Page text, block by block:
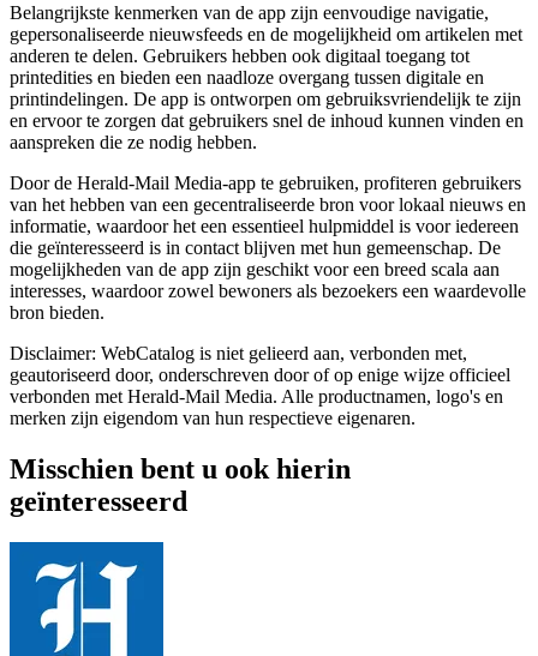
Belangrijkste kenmerken van de app zijn eenvoudige navigatie,
gepersonaliseerde nieuwsfeeds en de mogelijkheid om artikelen met
anderen te delen. Gebruikers hebben ook digitaal toegang tot
printedities en bieden een naadloze overgang tussen digitale en
printindelingen. De app is ontworpen om gebruiksvriendelijk te zijn
en ervoor te zorgen dat gebruikers snel de inhoud kunnen vinden en
aanspreken die ze nodig hebben.
Door de Herald-Mail Media-app te gebruiken, profiteren gebruikers
van het hebben van een gecentraliseerde bron voor lokaal nieuws en
informatie, waardoor het een essentieel hulpmiddel is voor iedereen
die geïnteresseerd is in contact blijven met hun gemeenschap. De
mogelijkheden van de app zijn geschikt voor een breed scala aan
interesses, waardoor zowel bewoners als bezoekers een waardevolle
bron bieden.
Disclaimer: WebCatalog is niet gelieerd aan, verbonden met,
geautoriseerd door, onderschreven door of op enige wijze officieel
verbonden met Herald-Mail Media. Alle productnamen, logo's en
merken zijn eigendom van hun respectieve eigenaren.
Misschien bent u ook hierin
geïnteresseerd